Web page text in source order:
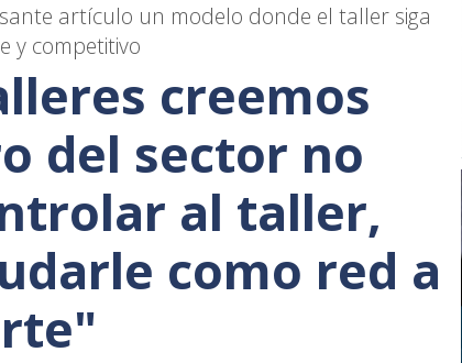
artículo un modelo donde el taller siga
y competitivo
creemos
del sector no
al taller,
como red a